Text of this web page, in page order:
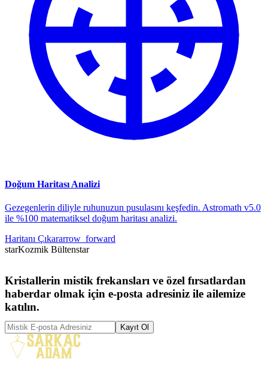
Doğum Haritası Analizi
Gezegenlerin diliyle ruhunuzun pusulasını keşfedin. Astromath v5.0
ile %100 matematiksel doğum haritası analizi.
Haritanı Çıkararrow_forward
starKozmik Bültenstar
Kristallerin mistik frekansları ve özel fırsatlardan
haberdar olmak için e-posta adresiniz ile ailemize
katılın.
Kayıt Ol